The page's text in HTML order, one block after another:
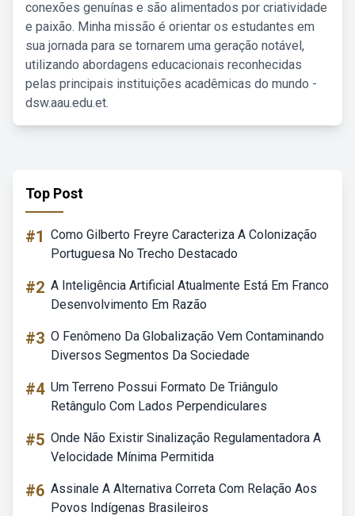
conexões genuínas e são alimentados por criatividade
e paixão. Minha missão é orientar os estudantes em
sua jornada para se tornarem uma geração notável,
utilizando abordagens educacionais reconhecidas
pelas principais instituições acadêmicas do mundo -
dsw.aau.edu.et.
Top Post
#1 Como Gilberto Freyre Caracteriza A Colonização
Portuguesa No Trecho Destacado
#2 A Inteligência Artificial Atualmente Está Em Franco
Desenvolvimento Em Razão
#3 O Fenômeno Da Globalização Vem Contaminando
Diversos Segmentos Da Sociedade
#4 Um Terreno Possui Formato De Triângulo
Retângulo Com Lados Perpendiculares
#5 Onde Não Existir Sinalização Regulamentadora A
Velocidade Mínima Permitida
#6 Assinale A Alternativa Correta Com Relação Aos
Povos Indígenas Brasileiros